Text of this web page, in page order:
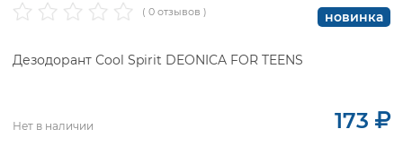
( 0 отзывов ) новинка
Дезодорант Сool Spirit DEONICA FOR TEENS
Нет в наличии 173